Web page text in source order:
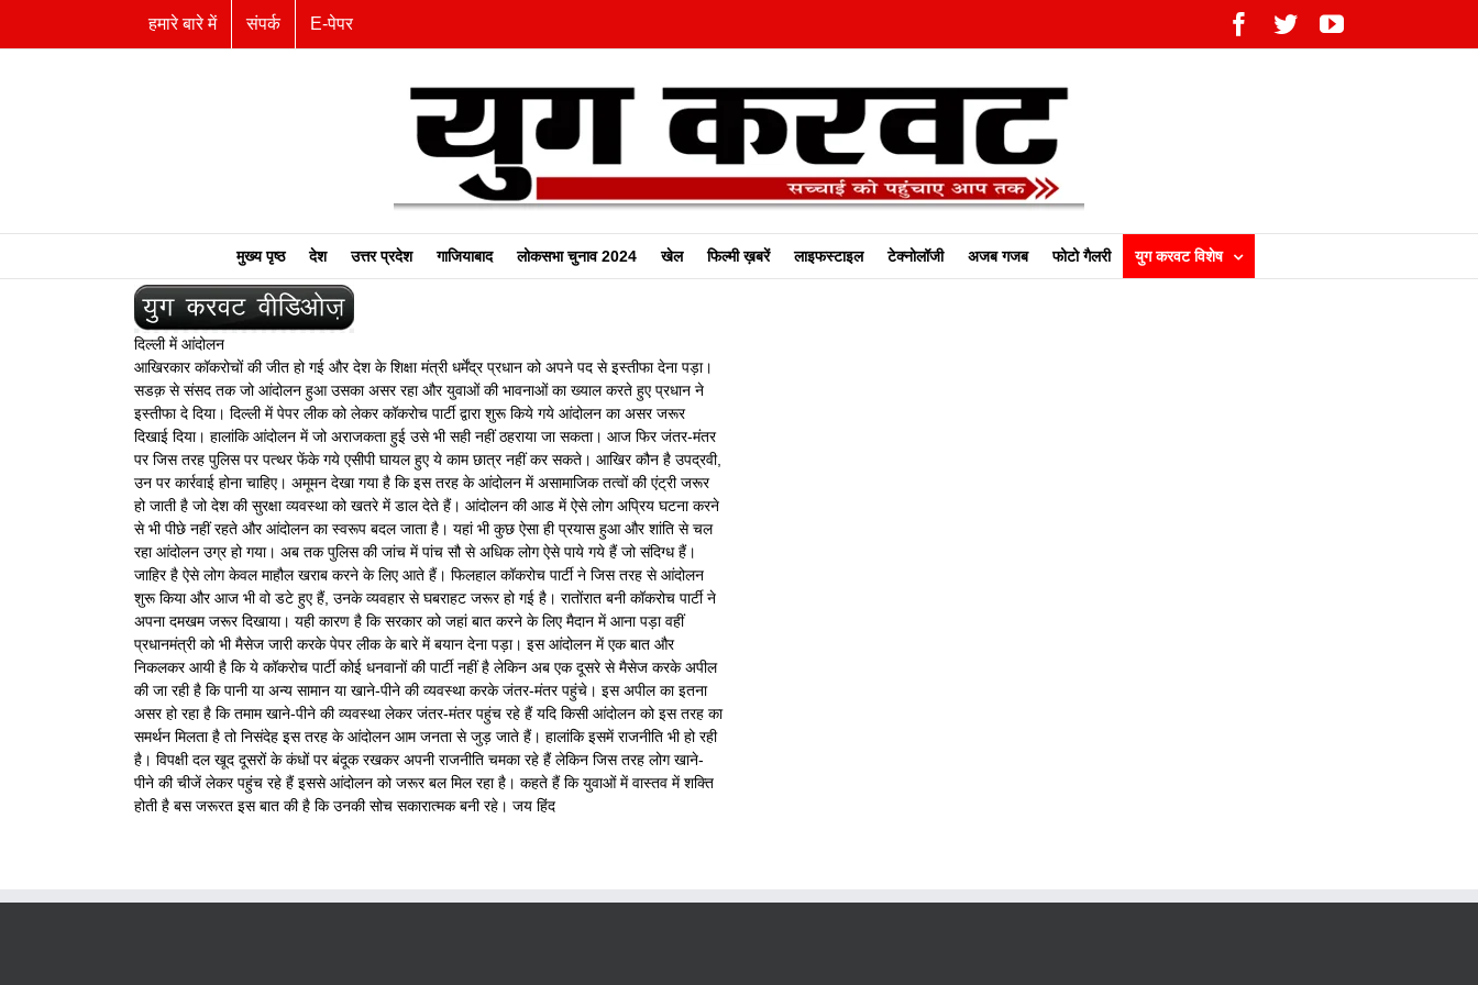
हमारे बारे में संपर्क E-पेपर Facebook
TwitterYouTube
मुख्य पृष्ठ देश उत्तर प्रदेश गाजियाबाद लोकसभा चुनाव 2024 खेल फिल्‍मी ख़बरें लाइफस्टाइल टेक्नोलॉजी अजब गजब फोटो गैलरी युग करवट विशेष
दिल्ली में आंदोलन
आखिरकार कॉकरोचों की जीत हो गई और देश के शिक्षा मंत्री धर्मेंद्र प्रधान को अपने पद से इस्तीफा देना पड़ा।
सडक़ से संसद तक जो आंदोलन हुआ उसका असर रहा और युवाओं की भावनाओं का ख्याल करते हुए प्रधान ने
इस्तीफा दे दिया। दिल्ली में पेपर लीक को लेकर कॉकरोच पार्टी द्वारा शुरू किये गये आंदोलन का असर जरूर
दिखाई दिया। हालांकि आंदोलन में जो अराजकता हुई उसे भी सही नहीं ठहराया जा सकता। आज फिर जंतर-मंतर
पर जिस तरह पुलिस पर पत्थर फेंके गये एसीपी घायल हुए ये काम छात्र नहीं कर सकते। आखिर कौन है उपद्रवी,
उन पर कार्रवाई होना चाहिए। अमूमन देखा गया है कि इस तरह के आंदोलन में असामाजिक तत्वों की एंट्री जरूर
हो जाती है जो देश की सुरक्षा व्यवस्था को खतरे में डाल देते हैं। आंदोलन की आड में ऐसे लोग अप्रिय घटना करने
से भी पीछे नहीं रहते और आंदोलन का स्वरूप बदल जाता है। यहां भी कुछ ऐसा ही प्रयास हुआ और शांति से चल
रहा आंदोलन उग्र हो गया। अब तक पुलिस की जांच में पांच सौ से अधिक लोग ऐसे पाये गये हैं जो संदिग्ध हैं।
जाहिर है ऐसे लोग केवल माहौल खराब करने के लिए आते हैं। फिलहाल कॉकरोच पार्टी ने जिस तरह से आंदोलन
शुरू किया और आज भी वो डटे हुए हैं, उनके व्यवहार से घबराहट जरूर हो गई है। रातोंरात बनी कॉकरोच पार्टी ने
अपना दमखम जरूर दिखाया। यही कारण है कि सरकार को जहां बात करने के लिए मैदान में आना पड़ा वहीं
प्रधानमंत्री को भी मैसेज जारी करके पेपर लीक के बारे में बयान देना पड़ा। इस आंदोलन में एक बात और
निकलकर आयी है कि ये कॉकरोच पार्टी कोई धनवानों की पार्टी नहीं है लेकिन अब एक दूसरे से मैसेज करके अपील
की जा रही है कि पानी या अन्य सामान या खाने-पीने की व्यवस्था करके जंतर-मंतर पहुंचे। इस अपील का इतना
असर हो रहा है कि तमाम खाने-पीने की व्यवस्था लेकर जंतर-मंतर पहुंच रहे हैं यदि किसी आंदोलन को इस तरह का
समर्थन मिलता है तो निसंदेह इस तरह के आंदोलन आम जनता से जुड़ जाते हैं। हालांकि इसमें राजनीति भी हो रही
है। विपक्षी दल खूद दूसरों के कंधों पर बंदूक रखकर अपनी राजनीति चमका रहे हैं लेकिन जिस तरह लोग खाने-
पीने की चीजें लेकर पहुंच रहे हैं इससे आंदोलन को जरूर बल मिल रहा है। कहते हैं कि युवाओं में वास्तव में शक्ति
होती है बस जरूरत इस बात की है कि उनकी सोच सकारात्मक बनी रहे। जय हिंद